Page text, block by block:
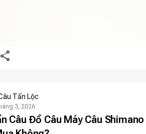
share
Tấn Lộc
3, 2026
Câu Đồ Câu Máy Câu